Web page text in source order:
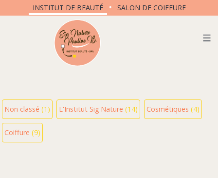
au
INSTITUT DE BEAUTÉ SALON DE COIFFURE
Non classé (1) L'Institut Sig'Nature (14) Cosmétiques (4)
Coiffure (9)